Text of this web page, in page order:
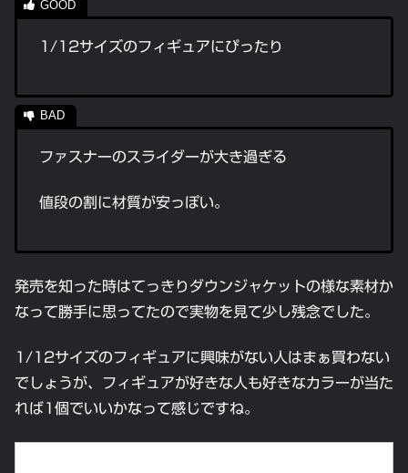
1/12サイズのフィギュアにぴったり
ファスナーのスライダーが大き過ぎる
値段の割に材質が安っぽい。
発売を知った時はてっきりダウンジャケットの様な素材か
なって勝手に思ってたので実物を見て少し残念でした。
1/12サイズのフィギュアに興味がない人はまぁ買わない
でしょうが、フィギュアが好きな人も好きなカラーが当た
れば1個でいいかなって感じですね。